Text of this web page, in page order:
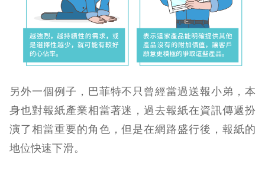
另外一個例子，巴菲特不只曾經當過送報小弟，本
身也對報紙產業相當著迷，過去報紙在資訊傳遞扮
演了相當重要的角色，但是在網路盛行後，報紙的
地位快速下滑。